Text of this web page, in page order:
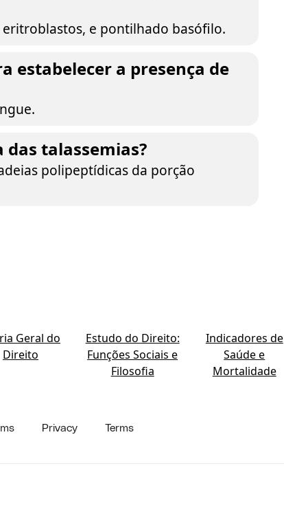
e pontilhado basófilo.
estabelecer a presença de
das talassemias?
polipeptídicas da porção
Geral do
Direito
Estudo do Direito:
Funções Sociais e
Filosofia
Indicadores de
Saúde e
Mortalidade
Privacy Terms